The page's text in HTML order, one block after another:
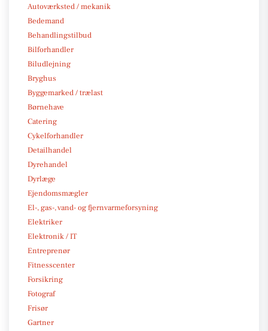
Autoværksted / mekanik
Bedemand
Behandlingstilbud
Bilforhandler
Biludlejning
Bryghus
Byggemarked / trælast
Børnehave
Catering
Cykelforhandler
Detailhandel
Dyrehandel
Dyrlæge
Ejendomsmægler
El-, gas-, vand- og fjernvarmeforsyning
Elektriker
Elektronik / IT
Entreprenør
Fitnesscenter
Forsikring
Fotograf
Frisør
Gartner